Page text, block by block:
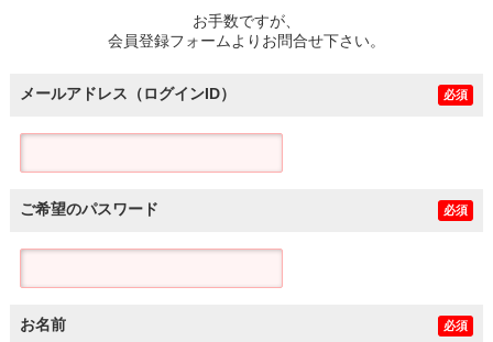
お手数ですが、
会員登録フォームよりお問合せ下さい。
メールアドレス（ログインID） 必須
ご希望のパスワード 必須
お名前 必須